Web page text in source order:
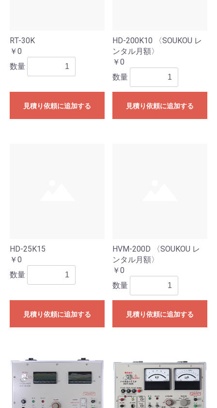
RT-30K
￥0
数量
見積り依頼に追加する
HD-200K10 〈SOUKOU レ
ンタル月額〉
￥0
数量
見積り依頼に追加する
HD-25K15
￥0
数量
見積り依頼に追加する
HVM-200D 〈SOUKOU レ
ンタル月額〉
￥0
数量
見積り依頼に追加する